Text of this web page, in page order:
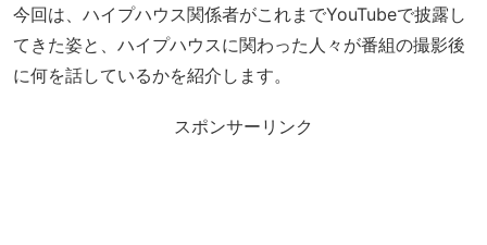
今回は、ハイプハウス関係者がこれまでYouTubeで披露し
てきた姿と、ハイプハウスに関わった人々が番組の撮影後
に何を話しているかを紹介します。
スポンサーリンク